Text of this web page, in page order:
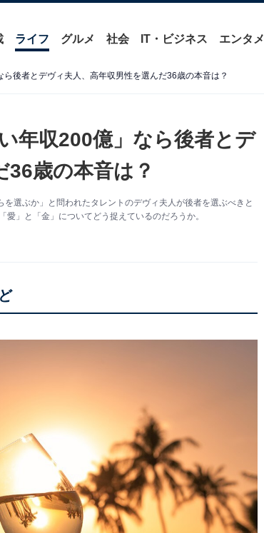
ライフ グルメ 社会 IT・ビジネス エンタメ
後者とデヴィ夫人、高年収男性を選んだ36歳の本音は？
年収200億」なら後者とデ
36歳の本音は？
選ぶか」と問われたタレントのデヴィ夫人が後者を選ぶべきと
」と「金」についてどう捉えているのだろうか。